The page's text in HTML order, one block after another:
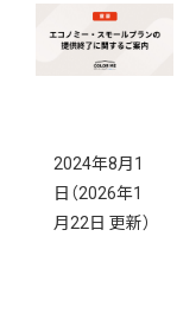
2024年8月1
日 （2026年1
月22日 更新）